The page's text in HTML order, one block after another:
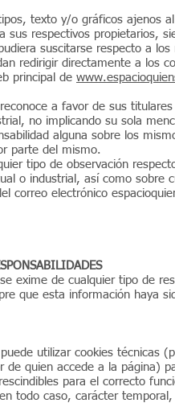
texto y/o gráficos ajenos
sus respectivos propietarios,
suscitarse respecto a los
redirigir directamente a los
principal de
reconoce a favor de sus
no implicando su sola
alguna sobre los
parte del mismo.
tipo de observación
o industrial, así como sobre
correo electrónico
se exime de cualquier tipo de
que esta información haya
utilizar cookies técnicas
de quien accede a la página)
para el correcto
todo caso, carácter